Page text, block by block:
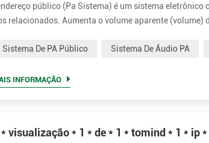
público (Pa Sistema) é um sistema
relacionados. Aumenta o volume aparente
Sistema De PA Público Sistema De Áudio PA
INFORMAÇÃO
visualização * 1 * de * 1 * tomind * 1 * ip